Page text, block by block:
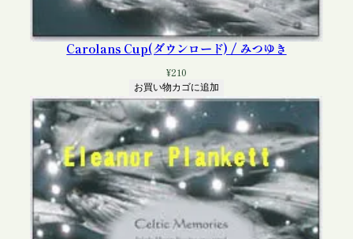
Carolans Cup(ダウンロード) / みつゆき
¥210
お買い物カゴに追加